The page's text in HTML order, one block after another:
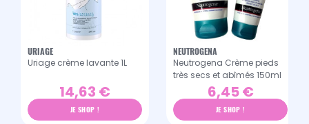
URIAGE
Uriage crème lavante 1L
14,63 €
JE SHOP !
NEUTROGENA
Neutrogena Crème pieds
très secs et abîmés 150ml
6,45 €
JE SHOP !